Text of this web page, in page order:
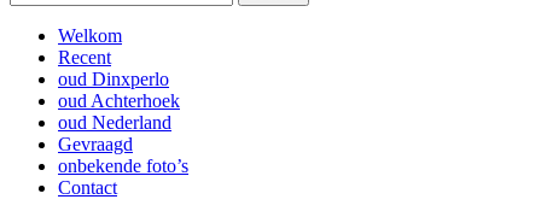
Welkom
Recent
oud Dinxperlo
oud Achterhoek
oud Nederland
Gevraagd
onbekende foto’s
Contact